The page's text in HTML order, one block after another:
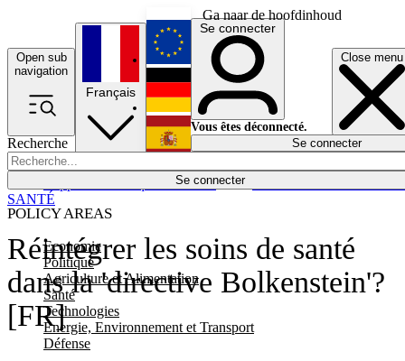
Ga naar de hoofdinhoud
Open sub
navigation
Close menu
Recherche
Se connecter
POLICY AREAS
Economie
Politique
Agriculture et Alimentation
Santé
Technologies
Energie, Environnement et Transport
Défense
Économie
Français
English
Deutsch
Español
Se connecter
Vous êtes déconnecté.
Se connecter
Réintégrer les soins de santé
dans la 'directive Bolkenstein'?
[FR]
SANTÉ